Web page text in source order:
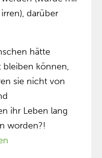
darüber
hätte
bleiben können,
sie nicht von
ihr Leben lang
worden?!